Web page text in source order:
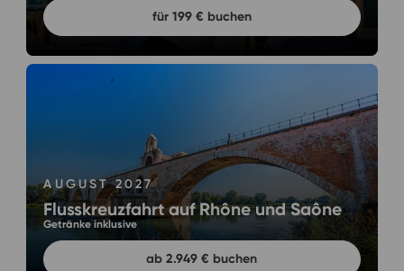
für 199 € buchen
AUGUST 2027
Flusskreuzfahrt auf Rhône und Saône
Getränke inklusive
ab 2.949 € buchen